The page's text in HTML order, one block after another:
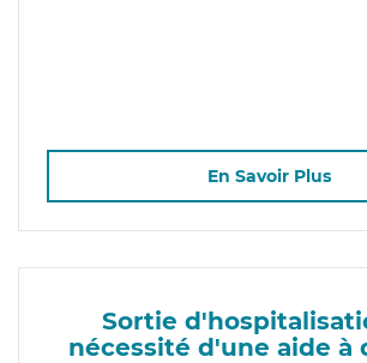
En Savoir Plus
Sortie
nécessité d'une aide à